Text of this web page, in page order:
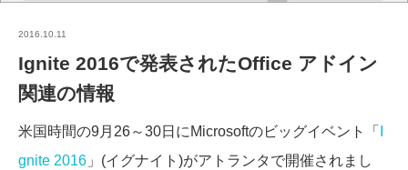
2016.10.11
Ignite 2016で発表されたOffice アドイン
関連の情報
米国時間の9月26～30日にMicrosoftのビッグイベント「
gnite 2016 」(イグナイト)がアトランタで開催されまし